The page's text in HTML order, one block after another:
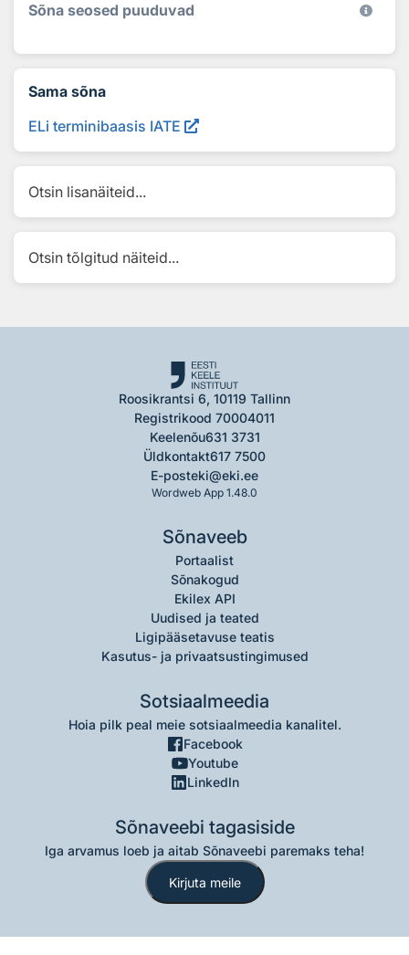
Sõna seosed puuduvad
Sama sõna
ELi terminibaasis IATE
Otsin lisanäiteid...
Otsin tõlgitud näiteid...
Roosikrantsi 6, 10119 Tallinn
Registrikood 70004011
Keelenõu631 3731
Üldkontakt617 7500
E-posteki@eki.ee
Wordweb App 1.48.0
Sõnaveeb
Portaalist
Sõnakogud
Ekilex API
Uudised ja teated
Ligipääsetavuse teatis
Kasutus- ja privaatsustingimused
Sotsiaalmeedia
Hoia pilk peal meie sotsiaalmeedia kanalitel.
Facebook
Youtube
LinkedIn
Sõnaveebi tagasiside
Iga arvamus loeb ja aitab Sõnaveebi paremaks teha!
Kirjuta meile